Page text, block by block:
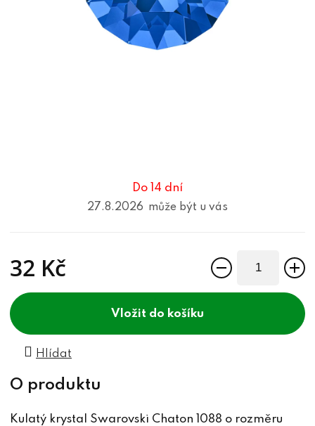
Do 14 dní
27.8.2026
32 Kč
do košíku
Hlídat
Kulatý krystal Swarovski Chaton 1088 o rozměru